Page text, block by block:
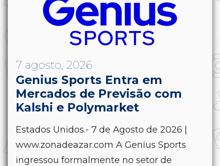
7 agosto, 2026
Genius Sports Entra em
Mercados de Previsão com
Kalshi e Polymarket
Estados Unidos.- 7 de Agosto de 2026 |
www.zonadeazar.com A Genius Sports
ingressou formalmente no setor de